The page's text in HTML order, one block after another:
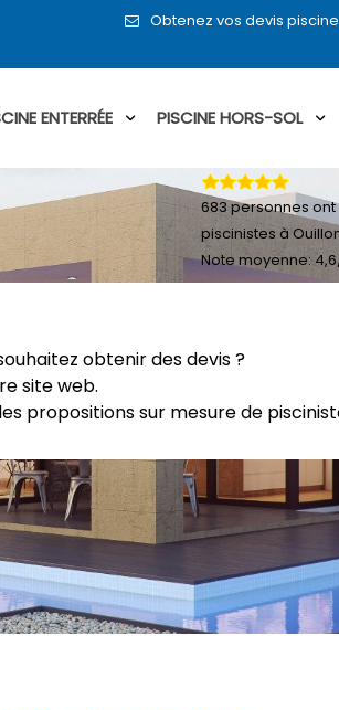
Obtenez vos devis
ENTERRÉE PISCINE HORS-SOL
obtenir des devis ?
site web.
propositions sur mesure de
683personnes ont
piscinistes à
Note moyenne:4,6